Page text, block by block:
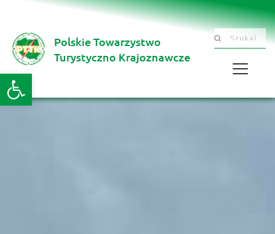
Otwórz pasek narzędzi
Polskie Towarzystwo
Turystyczno Krajoznawcze
Szukaj .......